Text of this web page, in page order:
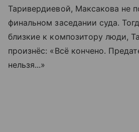
Таривердиевой, Максакова не
финальном заседании суда.
близкие к композитору люди,
произнёс: «Всё кончено.
нельзя...»